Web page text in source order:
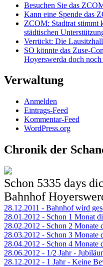
Besuchen Sie das
Kann eine Spende das
ZCOM: Stadtrat stimmt
städtischen
Verrückt: Die
SO könnte das Zuse-
Hoyerswerda doch
Verwaltung
Anmelden
Eintrags-Feed
Kommentar-Feed
WordPress.org
Chronik der
Schon 5335 days
Bahnhof
28.12.2011 - Bahnhof wird
28.01.2012 - Schon 1 Monat
28.02.2012 - Schon 2 Monate
28.03.2012 - Schon 3 Monate
28.04.2012 - Schon 4 Monate
28.06.2012 - 1/2 Jahr -
28.12.2012 - 1 Jahr - Keine